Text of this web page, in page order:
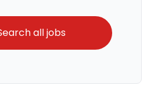
all jobs